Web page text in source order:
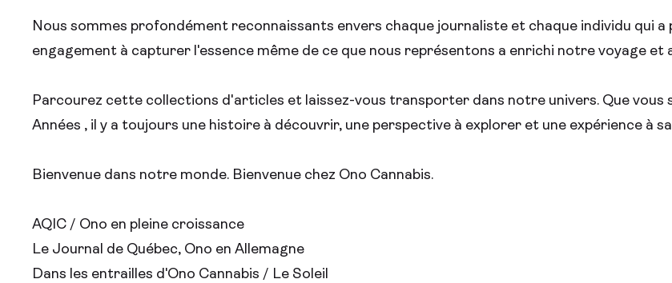
Nous sommes profondément reconnaissants envers chaque journaliste et chaque individu qui
engagement à capturer l'essence même de ce que nous représentons a enrichi notre voyage
Parcourez cette collections d'articles et laissez-vous transporter dans notre univers. Que vous
Années , il y a toujours une histoire à découvrir, une perspective à explorer et une expérience à
Bienvenue dans notre monde. Bienvenue chez Ono Cannabis.
AQIC / Ono en pleine croissance
Le Journal de Québec, Ono en Allemagne
Dans les entrailles d'Ono Cannabis / Le Soleil